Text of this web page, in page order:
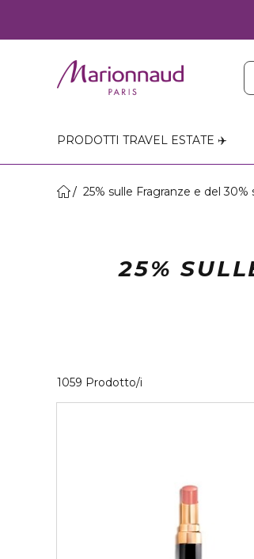
PRODOTTI TRAVEL ESTATE ✈️
25% sulle Fragranze e del
25%
1059 Prodotto/i